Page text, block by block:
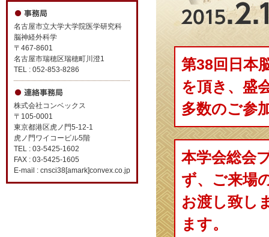
第38回日本
を頂き、盛
多数のご参
本学会総会
ず、ご来場
お渡し致し
ます。
名古屋市立大学大学院医学研究科
脳神経外科学
〒467-8601
名古屋市瑞穂区瑞穂町川澄1
TEL : 052-853-8286
株式会社コンベックス
〒105-0001
東京都港区虎ノ門5-12-1
虎ノ門ワイコービル5階
TEL : 03-5425-1602
FAX : 03-5425-1605
E-mail : cnsci38[amark]convex.co.jp